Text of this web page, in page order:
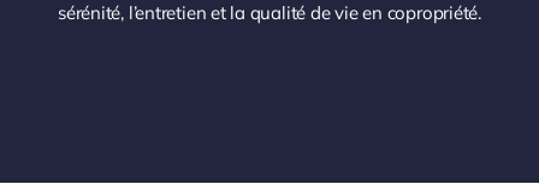
sérénité, l’entretien et la qualité de vie en copropriété.